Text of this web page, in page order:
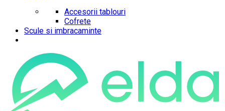
Accesorii tablouri
Cofrete
Scule si imbracaminte